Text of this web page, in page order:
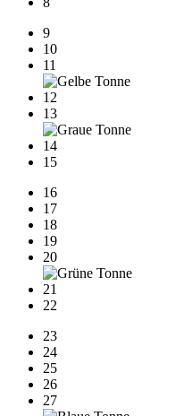
9
10
11
12
13
14
15
16
17
18
19
20
21
22
23
24
25
26
27